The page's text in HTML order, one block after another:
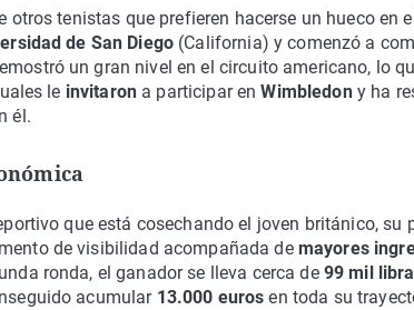
otros tenistas que prefieren hacerse un hueco en
de San Diego (California) y comenzó a
un gran nivel en el circuito americano, lo
le invitaron a participar enWimbledon y ha
él.
que está cosechando el joven británico, su
de visibilidad acompañada de mayores
ronda, el ganador se lleva cerca de 99 mil
acumular 13.000 euros en toda su